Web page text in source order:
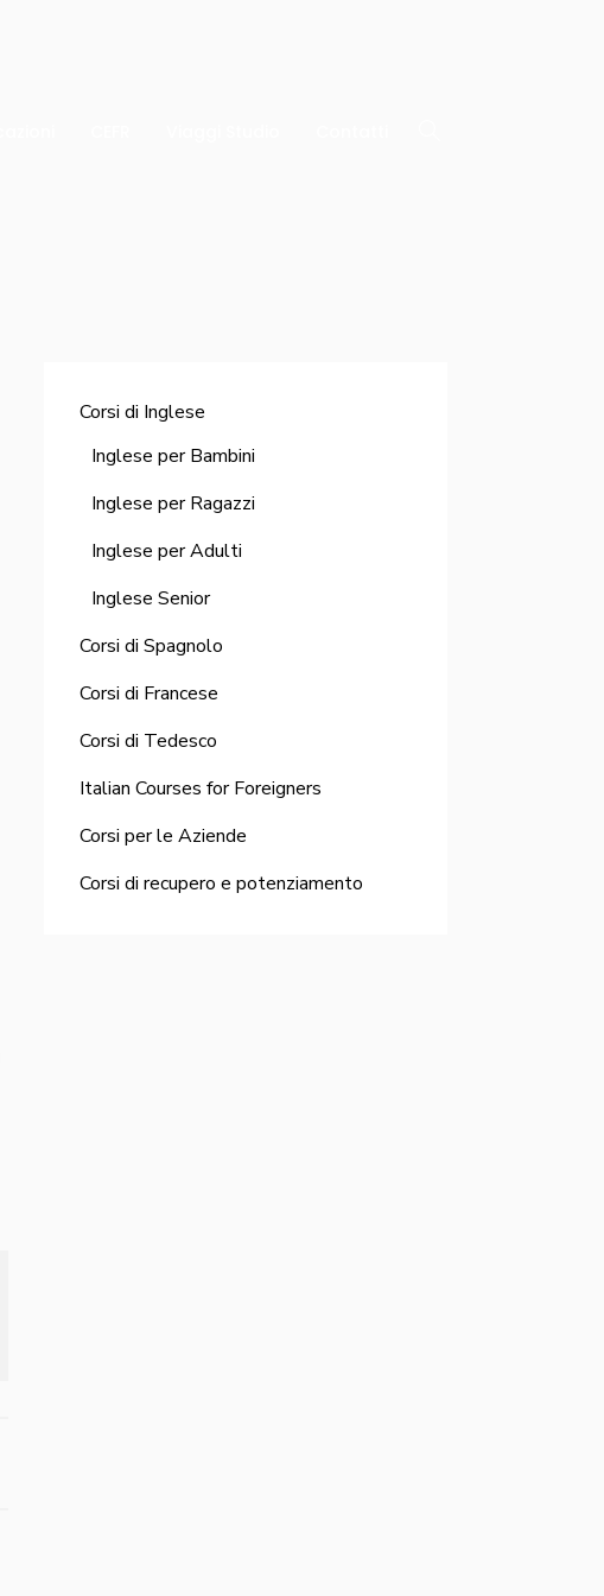
Corsi di Inglese
Inglese per Bambini
Inglese per Ragazzi
Inglese per Adulti
Inglese Senior
Corsi di Spagnolo
Corsi di Francese
Corsi di Tedesco
Italian Courses for Foreigners
Corsi per le Aziende
Corsi di recupero e potenziamento